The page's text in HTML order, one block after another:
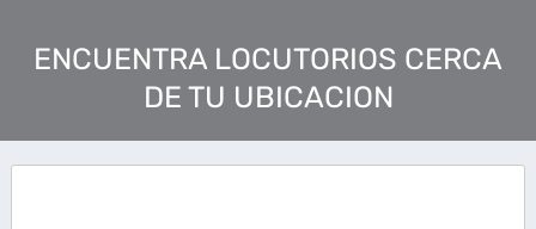
ENCUENTRA LOCUTORIOS CERCA
DE TU UBICACION